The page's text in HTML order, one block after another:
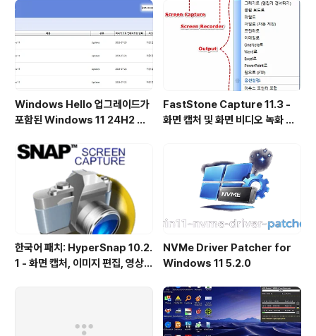
Windows Hello 업그레이드가
포함된 Windows 11 24H2 및
출시
FastStone Capture 11.3 -
화면 캡처 및 화면 비디오 녹화 도
한국어 패치: HyperSnap 10.2.
1 - 화면 캡처, 이미지 편집, 영상
NVMe Driver Patcher for
Windows 11 5.2.0